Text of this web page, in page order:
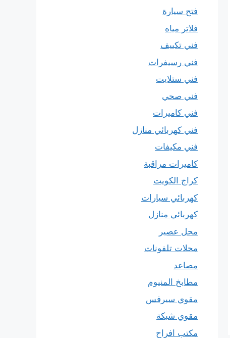
فتح سيارة
فلاتر مياه
فني تكييف
فني رسيفرات
فني ستلايت
فني صحي
فني كاميرات
فني كهربائي منازل
فني مكيفات
كاميرات مراقبة
كراج الكويت
كهربائي سيارات
كهربائي منازل
محل عصير
محلات تلفونات
مصاعد
مطابخ المنيوم
مقوي سيرفس
مقوي شبكة
مكتب افراح